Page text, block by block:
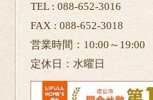
TEL : 088-652-3016
FAX : 088-652-3018
営業時間：10:00～19:00
定休日：水曜日